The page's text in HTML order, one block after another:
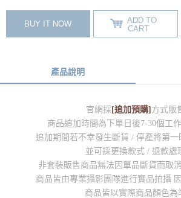
BUY IT NOW
ADD TO
CART
產品說明
官網採 [追加預購] 方式販
商品追加時間為下單日後7-30個工
追加期間若不幸發生斷貨 / 停產將第一
並可採更換款式 / 退款處
非套裝販售商品無法因單品斷貨而取
商品皆由專業攝影團隊進行實品拍攝
商品皆以實際商品顏色為